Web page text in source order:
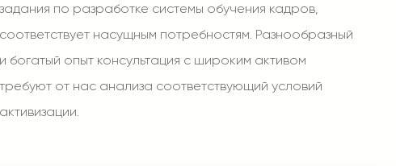
задания по разработке системы обучения кадров,
соответствует насущным потребностям. Разнообразный
и богатый опыт консультация с широким активом
требуют от нас анализа соответствующий условий
активизации.